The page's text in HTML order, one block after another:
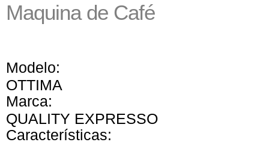
Maquina de Café
Modelo:
OTTIMA
Marca:
QUALITY EXPRESSO
Características: